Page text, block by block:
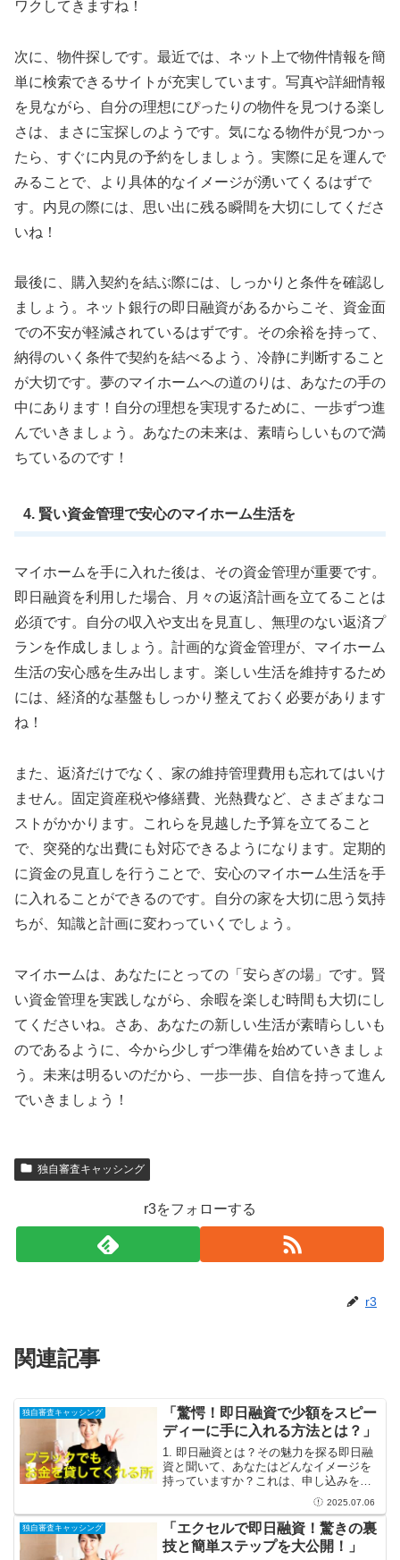
ワクしてきますね！
次に、物件探しです。最近では、ネット上で物件情報を簡
単に検索できるサイトが充実しています。写真や詳細情報
を見ながら、自分の理想にぴったりの物件を見つける楽し
さは、まさに宝探しのようです。気になる物件が見つかっ
たら、すぐに内見の予約をしましょう。実際に足を運んで
みることで、より具体的なイメージが湧いてくるはずで
す。内見の際には、思い出に残る瞬間を大切にしてくださ
いね！
最後に、購入契約を結ぶ際には、しっかりと条件を確認し
ましょう。ネット銀行の即日融資があるからこそ、資金面
での不安が軽減されているはずです。その余裕を持って、
納得のいく条件で契約を結べるよう、冷静に判断すること
が大切です。夢のマイホームへの道のりは、あなたの手の
中にあります！自分の理想を実現するために、一歩ずつ進
んでいきましょう。あなたの未来は、素晴らしいもので満
ちているのです！
4. 賢い資金管理で安心のマイホーム生活を
マイホームを手に入れた後は、その資金管理が重要です。
即日融資を利用した場合、月々の返済計画を立てることは
必須です。自分の収入や支出を見直し、無理のない返済プ
ランを作成しましょう。計画的な資金管理が、マイホーム
生活の安心感を生み出します。楽しい生活を維持するため
には、経済的な基盤もしっかり整えておく必要があります
ね！
また、返済だけでなく、家の維持管理費用も忘れてはいけ
ません。固定資産税や修繕費、光熱費など、さまざまなコ
ストがかかります。これらを見越した予算を立てること
で、突発的な出費にも対応できるようになります。定期的
に資金の見直しを行うことで、安心のマイホーム生活を手
に入れることができるのです。自分の家を大切に思う気持
ちが、知識と計画に変わっていくでしょう。
マイホームは、あなたにとっての「安らぎの場」です。賢
い資金管理を実践しながら、余暇を楽しむ時間も大切にし
てくださいね。さあ、あなたの新しい生活が素晴らしいも
のであるように、今から少しずつ準備を始めていきましょ
う。未来は明るいのだから、一歩一歩、自信を持って進ん
でいきましょう！
独自審査キャッシング
r3をフォローする
r3
関連記事
独自審査キャッシング
「驚愕！即日融資で少額をスピー
ディーに手に入れる方法とは？」
1. 即日融資とは？その魅力を探る即日融
資と聞いて、あなたはどんなイメージを
持っていますか？これは、申し込みをし
たその日にお金を手に入れることができ
る融資のことです。急な出費が必要な
時、即日融資はまさに救世主です。意外
な医療費や友人の結婚式...
2025.07.06
独自審査キャッシング
「エクセルで即日融資！驚きの裏
技と簡単ステップを大公開！」